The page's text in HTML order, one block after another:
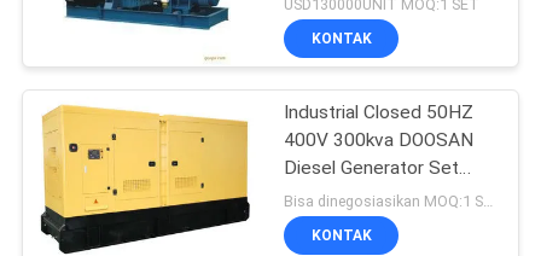
USD130000UNIT MOQ:1 SET
KONTAK
Industrial Closed 50HZ
400V 300kva DOOSAN
Diesel Generator Set
P126TI HCI444D
KONTAK